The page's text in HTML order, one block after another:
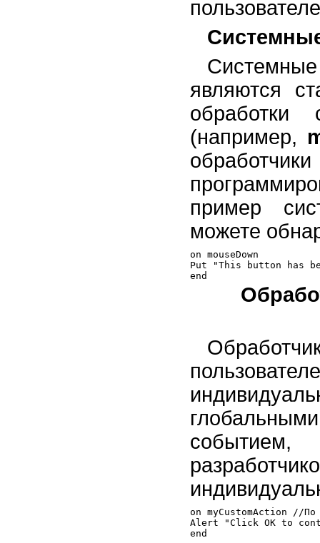
являются
обработки
(например,
пример
можете
on mouseDown
Put "This button has
on myCustomAction //По
Alert "Click OK to